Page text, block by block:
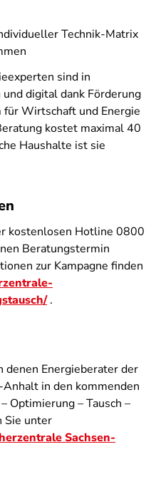
Technik-Matrix
sind in
digital dank Förderung
Wirtschaft und Energie
kostet maximal 40
Haushalte ist sie
kostenlosen Hotline 0800
Beratungstermin
zur Kampagne finden
.
denen Energieberater der
in den kommenden
Optimierung – Tausch –
Sie unter
Sachsen-